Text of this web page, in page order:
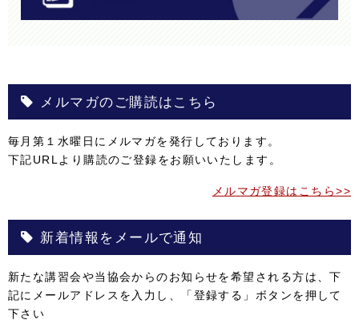
メルマガのご購読はこちら
毎月第１水曜日にメルマガを発行しております。
下記URLより購読のご登録をお願いいたします。
メルマガ登録はこちら>>
新着情報をメールで通知
新たな講習会や当協会からのお知らせを希望される方は、下
記にメールアドレスを入力し、「登録する」ボタンを押して
下さい